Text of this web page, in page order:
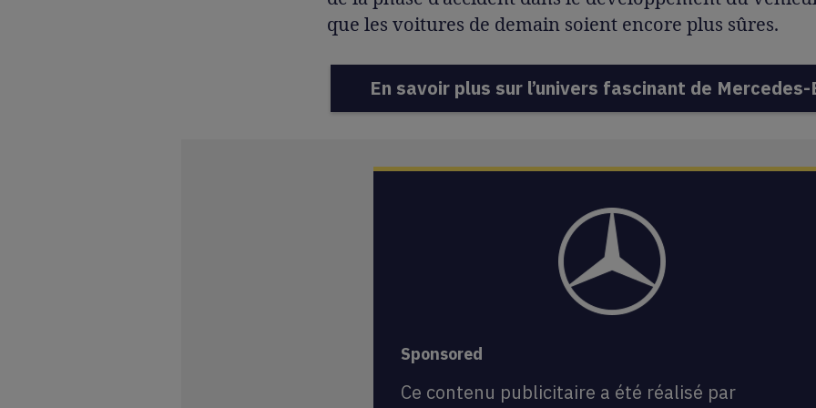
que les voitures de demain soient encore plus sûres.
En savoir plus sur l’univers fascinant de Mercedes-
Sponsored
Ce contenu publicitaire a été réalisé par